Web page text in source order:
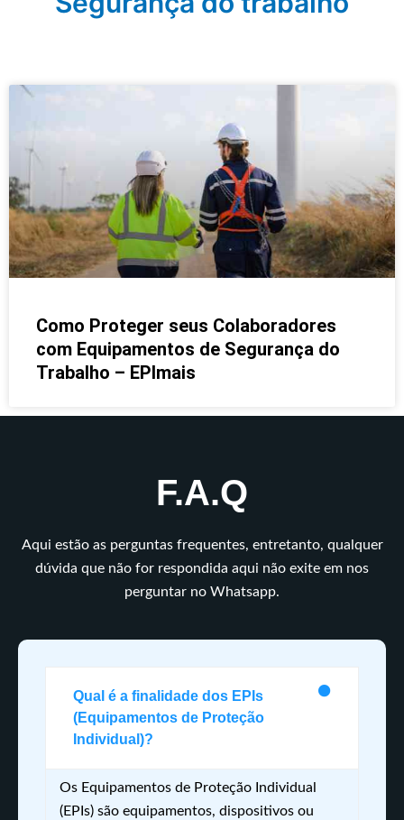
Como Proteger seus Colaboradores
com Equipamentos de Segurança do
Trabalho – EPImais
F.A.Q
Aqui estão as perguntas frequentes, entretanto, qualquer
dúvida que não for respondida aqui não exite em nos
perguntar no Whatsapp.
Qual é a finalidade dos EPIs
(Equipamentos de Proteção
Individual)?
Os Equipamentos de Proteção Individual
(EPIs) são equipamentos, dispositivos ou